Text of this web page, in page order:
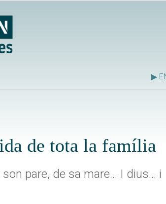
▶
de tota la família
pare, de sa mare... I dius... i